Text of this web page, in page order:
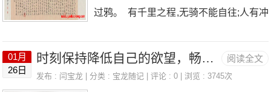
产品，花了钱没效果不说，最终连个人影
它之所以存在肯定是有一定道理，可以帮
慢的珍藏，带着百度的竞价排名精准纪念
表谈着Google的海外关键词广告业务，
过鸦。 有千里之程,无骑不能自往;人有冲
困于陈邦;武略超群,太公垂钓于渭水。 颜
阅读全文
01月
26日
时刻保持降低自己的欲望，畅读《不足歌》
发布 : 闫宝龙 | 分类 : 宝龙随记 | 评论 : 0 | 浏览 : 3745次